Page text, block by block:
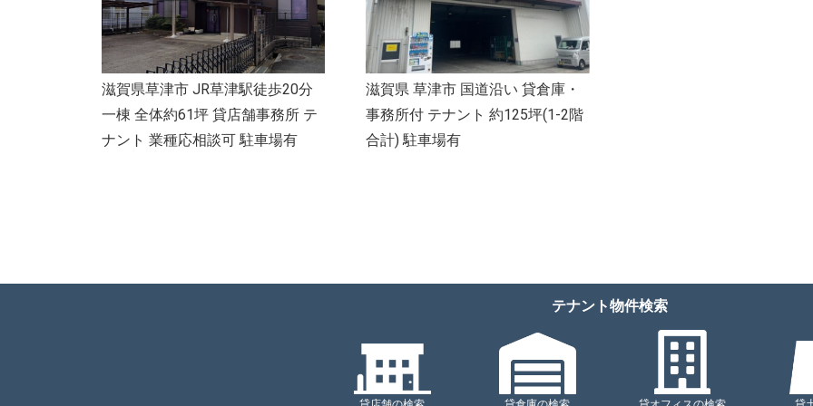
滋賀県草津市 JR草津駅徒歩20分
一棟 全体約61坪 貸店舗事務所 テ
ナント 業種応相談可 駐車場有
滋賀県 草津市 国道沿い 貸倉庫・
事務所付 テナント 約125坪(1-2階
合計) 駐車場有
テナント物件検索